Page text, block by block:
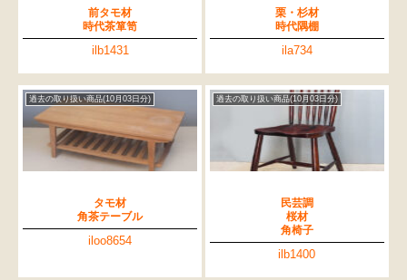
前タモ材
時代茶箪笥
ilb1431
栗・杉材
時代隅棚
ila734
過去の取り扱い商品(10月03日分)
タモ材
角茶テーブル
iloo8654
過去の取り扱い商品(10月03日分)
民芸調
桜材
角椅子
ilb1400